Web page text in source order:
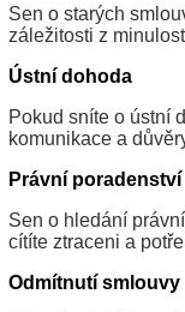
Sen o starých
záležitosti z
Ústní dohoda
Pokud sníte o ústní
komunikace a
Právní poradenství
Sen o hledání
cítíte ztraceni a
Odmítnutí smlouvy